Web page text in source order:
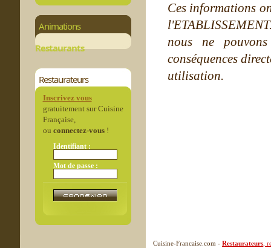
Animations
Restaurants
Restaurateurs
Inscrivez vous
gratuitement sur Cuisine
Française,
ou connectez-vous!
Identifiant :
Mot de passe :
Ces informations
nous ne
conséquences
utilisation.
Cuisine-Francaise.com - Restaurateurs ,